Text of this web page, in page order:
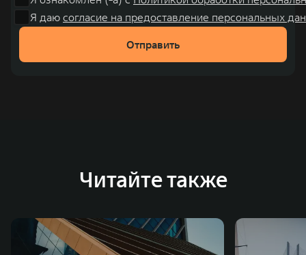
Я даю согласие на предоставление персональных
Отправить
Читайте также